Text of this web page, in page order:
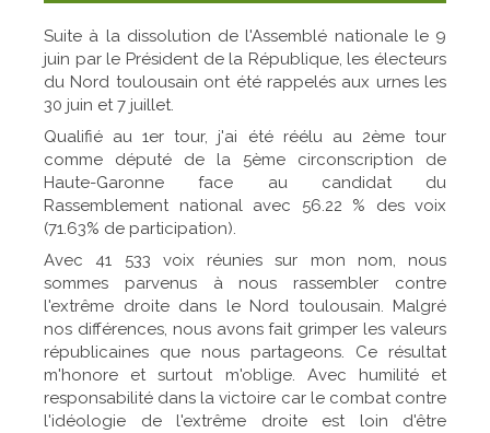
Suite à la dissolution de l'Assemblé nationale le 9
juin par le Président de la République, les électeurs
du Nord toulousain ont été rappelés aux urnes les
30 juin et 7 juillet.
Qualifié au 1er tour, j'ai été réélu au 2ème tour
comme député de la 5ème circonscription de
Haute-Garonne face au candidat du
Rassemblement national avec 56.22 % des voix
(71.63% de participation).
Avec 41 533 voix réunies sur mon nom, nous
sommes parvenus à nous rassembler contre
l'extrême droite dans le Nord toulousain. Malgré
nos différences, nous avons fait grimper les valeurs
républicaines que nous partageons. Ce résultat
m'honore et surtout m'oblige. Avec humilité et
responsabilité dans la victoire car le combat contre
l'idéologie de l'extrême droite est loin d'être